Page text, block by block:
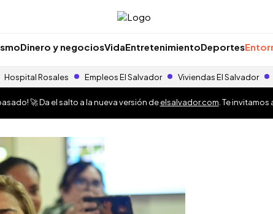
Dinero y negociosVidaEntretenimientoDeportes
Hospital Rosales Empleos El Salvador Viviendas El Salvador
🚀 Da el salto a la nueva versión deelsalvador.com . Te